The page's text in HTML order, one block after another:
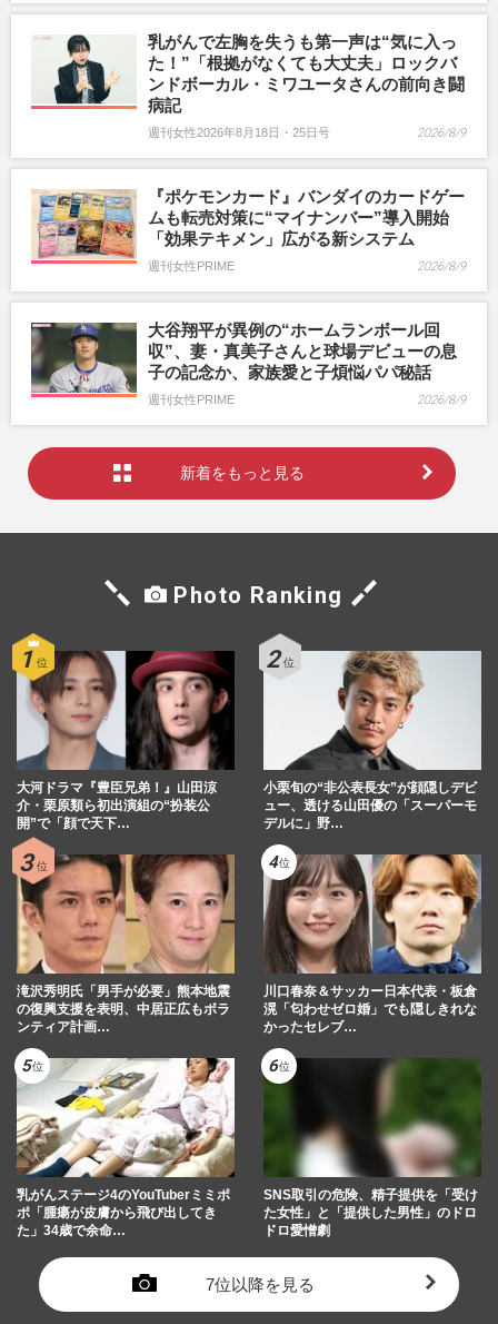
乳がんで左胸を失うも第一声は“気に入っ
た！”「根拠がなくても大丈夫」ロックバ
ンドボーカル・ミワユータさんの前向き闘
病記
週刊女性2026年8月18日・25日号 2026/8/9
『ポケモンカード』バンダイのカードゲー
ムも転売対策に“マイナンバー”導入開始
「効果テキメン」広がる新システム
週刊女性PRIME 2026/8/9
大谷翔平が異例の“ホームランボール回
収”、妻・真美子さんと球場デビューの息
子の記念か、家族愛と子煩悩パパ秘話
週刊女性PRIME 2026/8/9
新着をもっと見る
Photo Ranking
大河ドラマ『豊臣兄弟！』山田涼
介・栗原類ら初出演組の“扮装公
開”で「顔で天下…
小栗旬の“非公表長女”が顔隠しデビ
ュー、透ける山田優の「スーパーモ
デルに」野…
滝沢秀明氏「男手が必要」熊本地震
の復興支援を表明、中居正広もボラ
ンティア計画…
川口春奈＆サッカー日本代表・板倉
滉「匂わせゼロ婚」でも隠しきれな
かったセレブ…
乳がんステージ4のYouTuberミミポ
ポ「腫瘍が皮膚から飛び出してき
た」34歳で余命…
SNS取引の危険、精子提供を「受け
た女性」と「提供した男性」のドロ
ドロ愛憎劇
7位以降を見る